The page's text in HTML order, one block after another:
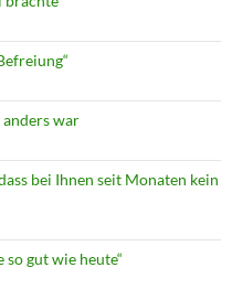
war
bei Ihnen seit Monaten kein
gut wie heute“